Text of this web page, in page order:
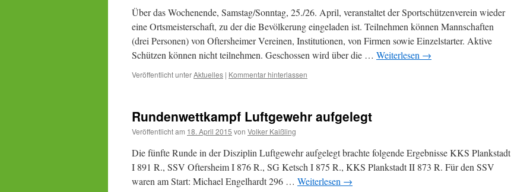
Über das Wochenende, Samstag/Sonntag, 25./26. April, veranstaltet der Sportschützenverein wieder
eine Ortsmeisterschaft, zu der die Bevölkerung eingeladen ist. Teilnehmen können Mannschaften
(drei Personen) von Oftersheimer Vereinen, Institutionen, von Firmen sowie Einzelstarter. Aktive
Schützen können nicht teilnehmen. Geschossen wird über die … Weiterlesen →
Veröffentlicht unterAktuelles | Kommentar hinterlassen
Rundenwettkampf Luftgewehr aufgelegt
Veröffentlicht am 18. April 2015 von Volker Kaißling
Die fünfte Runde in der Disziplin Luftgewehr aufgelegt brachte folgende Ergebnisse KKS Plankstadt
I 891 R., SSV Oftersheim I 876 R., SG Ketsch I 875 R., KKS Plankstadt II 873 R. Für den SSV
waren am Start: Michael Engelhardt 296 … Weiterlesen →